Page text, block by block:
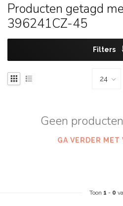
Producten getagd
396241CZ-45
Filters
Geen
GA VERDER MET
Toon 1 - 0